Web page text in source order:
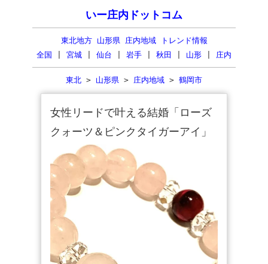
いー庄内ドットコム
東北地方 山形県 庄内地域 トレンド情報
全国
宮城 仙台 岩手 秋田 山形 庄内
東北 > 山形県 > 庄内地域 > 鶴岡市
女性リードで叶える結婚「ローズ
クォーツ＆ピンクタイガーアイ」